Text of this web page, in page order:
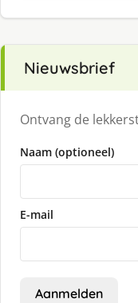
Nieuwsbrief
Ontvang de
Naam (optioneel)
E-mail
Aanmelden